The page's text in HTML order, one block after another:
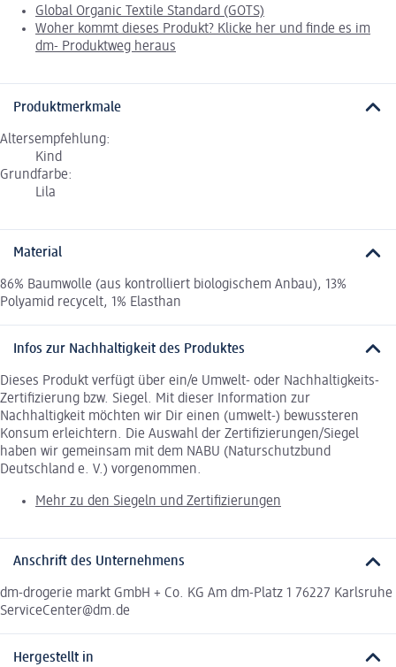
Global Organic Textile Standard (GOTS)
Woher kommt dieses Produkt? Klicke her und finde es im
dm- Produktweg heraus
Produktmerkmale
Altersempfehlung:
Kind
Grundfarbe:
Lila
Material
86% Baumwolle (aus kontrolliert biologischem Anbau), 13%
Polyamid recycelt, 1% Elasthan
Infos zur Nachhaltigkeit des Produktes
Dieses Produkt verfügt über ein/e Umwelt- oder Nachhaltigkeits-
Zertifizierung bzw. Siegel. Mit dieser Information zur
Nachhaltigkeit möchten wir Dir einen (umwelt-) bewussteren
Konsum erleichtern. Die Auswahl der Zertifizierungen/Siegel
haben wir gemeinsam mit dem NABU (Naturschutzbund
Deutschland e. V.) vorgenommen.
Mehr zu den Siegeln und Zertifizierungen
Anschrift des Unternehmens
dm-drogerie markt GmbH + Co. KG Am dm-Platz 1 76227 Karlsruhe
ServiceCenter@dm.de
Hergestellt in